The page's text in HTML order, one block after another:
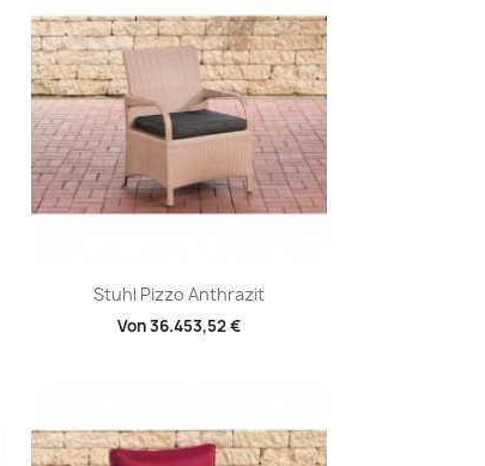
Stuhl Pizzo Anthrazit
Von36.453,52 €
Vorschau